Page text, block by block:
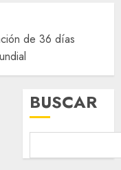
de 36 días
BUSCAR